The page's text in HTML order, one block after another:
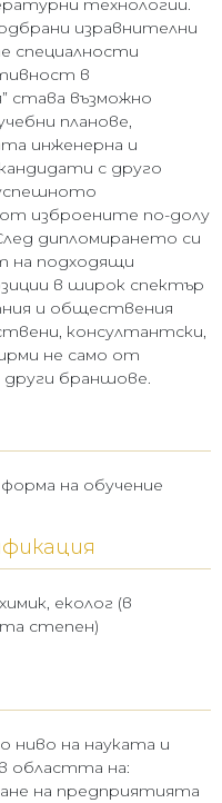
технологии.
изравнителни
специалности
в
става възможно
планове,
инженерна и
с друго
изброените по-долу
дипломирането си
на подходящи
в широк спектър
и обществения
консултантски,
не само от
браншове.
на обучение
еколог (в
степен)
ниво на науката и
областта на:
на предприятията